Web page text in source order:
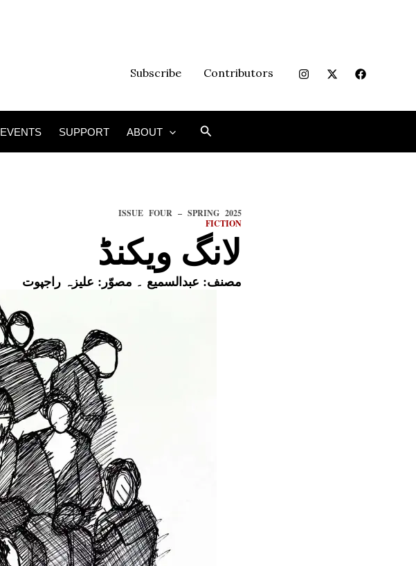
Subscribe Contributors
EVENTS SUPPORT ABOUT Search
ISSUE FOUR – SPRING 2025
FICTION
لانگ ویکنڈ
مصنف: عبدالسمیع ۔ مصوّر: علیزہ راجپوت